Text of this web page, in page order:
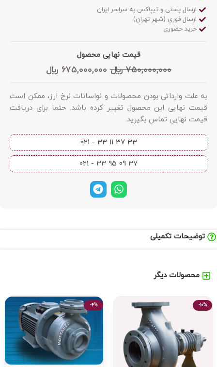
ارسال پستی و تیپاکس به سراسر ایران
ارسال فوری (شهر تهران)
خرید حضوری
قیمت نهایی محصول
750,000,000 ﷼ 675,000,000 ﷼
به علت وارداتی بودن محصولات و نواسانات نرخ ارز، ممکن است
قیمت نهایی این محصول تغییر کرده باشد. حتما برای دریافت
قیمت نهایی تماس بگیرید.
33 37 11 33 - 021​
37 09 95 33 - 021​
توضیحات تکمیلی
محصولات دیگر
-10%
-4%